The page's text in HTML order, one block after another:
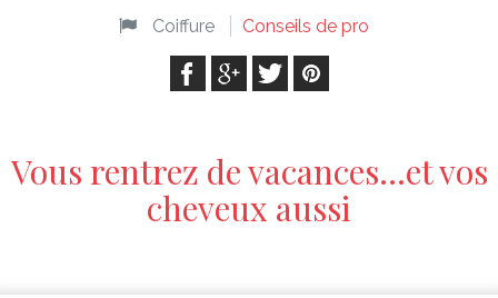
Coiffure Conseils de pro
Vous rentrez de vacances…et vos
cheveux aussi